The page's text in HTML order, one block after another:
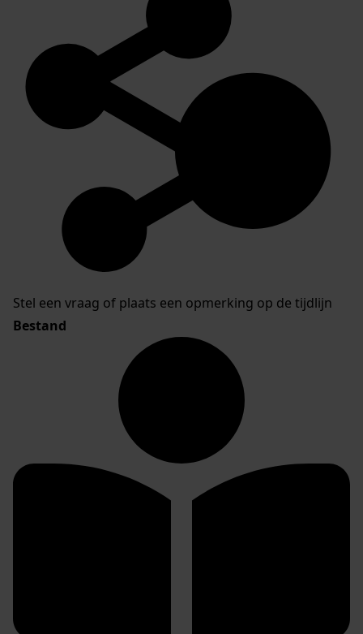
Stel een vraag of plaats een opmerking op de tijdlijn
Bestand